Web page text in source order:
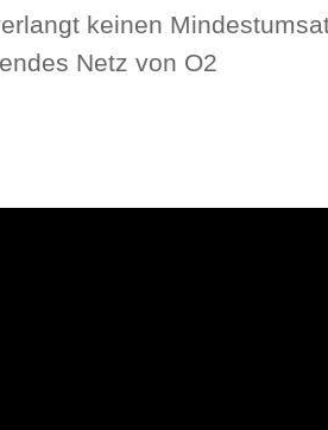
keinen
Netz von O2